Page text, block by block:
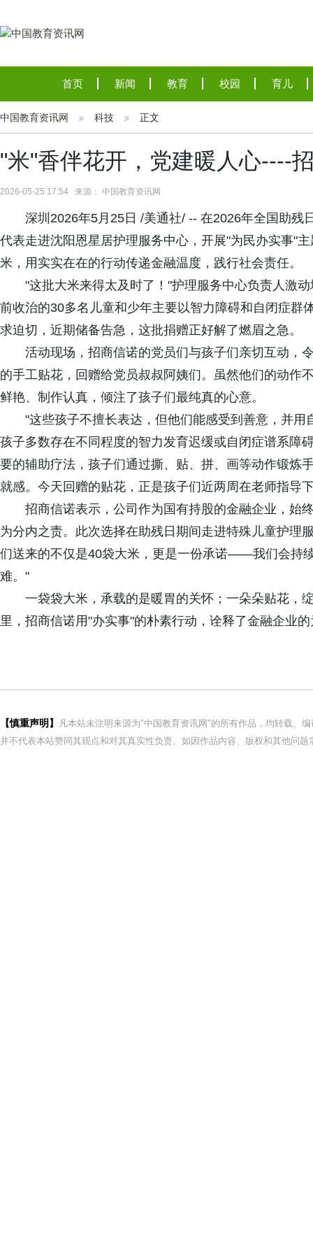
首页 新闻 教育 校园 育儿
中国教育资讯网 科技 正文
"米"香伴花开，党建暖人心----
2026-05-25 17:54 来源： 中国教育资讯网
深圳2026年5月25日 /美通社/ -- 在2026年全国助残
代表走进沈阳恩星居护理服务中心，开展"为民办实事"
米，用实实在在的行动传递金融温度，践行社会责任。
"这批大米来得太及时了！"护理服务中心负责人激
前收治的30多名儿童和少年主要以智力障碍和自闭症群
求迫切，近期储备告急，这批捐赠正好解了燃眉之急。
活动现场，招商信诺的党员们与孩子们亲切互动，
的手工贴花，回赠给党员叔叔阿姨们。虽然他们的动作
鲜艳、制作认真，倾注了孩子们最纯真的心意。
"这些孩子不擅长表达，但他们能感受到善意，并
孩子多数存在不同程度的智力发育迟缓或自闭症谱系障
要的辅助疗法，孩子们通过撕、贴、拼、画等动作锻炼
就感。今天回赠的贴花，正是孩子们近两周在老师指导
招商信诺表示，公司作为国有持股的金融企业，始
为分内之责。此次选择在助残日期间走进特殊儿童护理
们送来的不仅是40袋大米，更是一份承诺——我们会持
难。"
一袋袋大米，承载的是暖胃的关怀；一朵朵贴花，
里，招商信诺用"办实事"的朴素行动，诠释了金融企业
【慎重声明】
凡本站未注明来源为"中国教育资讯网"的所有作品，均转载、
并不代表本站赞同其观点和对其真实性负责。如因作品内容、版权和其他问